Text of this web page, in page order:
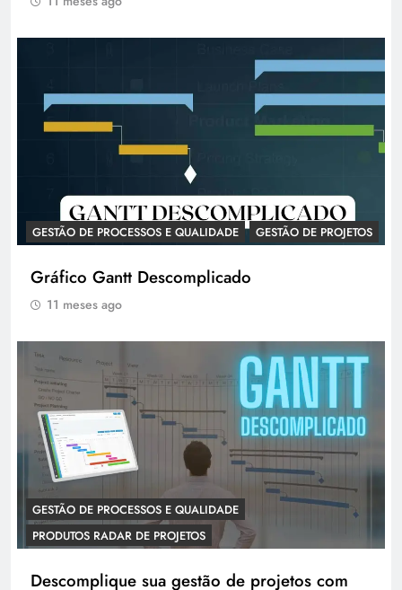
GESTÃO DE PROCESSOS E QUALIDADE GESTÃO DE PROJETOS
Gráfico Gantt Descomplicado
11 meses ago
GESTÃO DE PROCESSOS E QUALIDADE
PRODUTOS RADAR DE PROJETOS
Descomplique sua gestão de projetos com